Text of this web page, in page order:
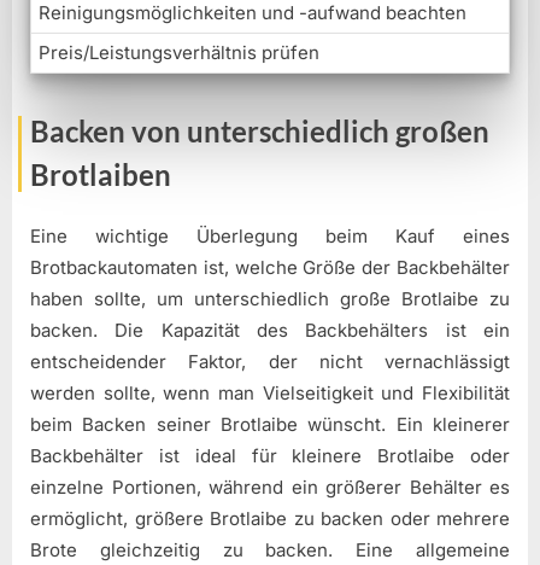
Reinigungsmöglichkeiten und -aufwand beachten
Preis/Leistungsverhältnis prüfen
Backen von unterschiedlich großen
Brotlaiben
Eine wichtige Überlegung beim Kauf eines
Brotbackautomaten ist, welche Größe der Backbehälter
haben sollte, um unterschiedlich große Brotlaibe zu
backen. Die Kapazität des Backbehälters ist ein
entscheidender Faktor, der nicht vernachlässigt
werden sollte, wenn man Vielseitigkeit und Flexibilität
beim Backen seiner Brotlaibe wünscht. Ein kleinerer
Backbehälter ist ideal für kleinere Brotlaibe oder
einzelne Portionen, während ein größerer Behälter es
ermöglicht, größere Brotlaibe zu backen oder mehrere
Brote gleichzeitig zu backen. Eine allgemeine